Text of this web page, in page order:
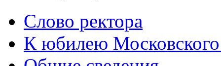
Слово ректора
К юбилею Московского